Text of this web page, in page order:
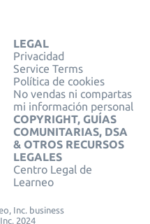
LEGAL
Privacidad
Service Terms
Política de cookies
No vendas ni compartas
mi información personal
COPYRIGHT, GUÍAS
COMUNITARIAS, DSA
& OTROS RECURSOS
LEGALES
Centro Legal de
Learneo
Inc. business
2024